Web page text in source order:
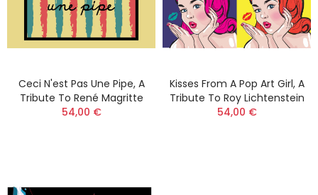
Ceci N'est Pas Une Pipe, A
Tribute To René Magritte
54,00 €
Kisses From A Pop Art Girl, A
Tribute To Roy Lichtenstein
54,00 €